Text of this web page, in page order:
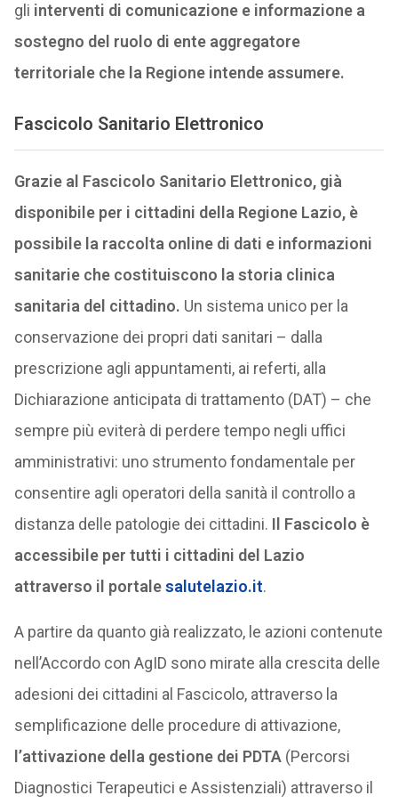
gli interventi di comunicazione e informazione a
sostegno del ruolo di ente aggregatore
territoriale che la Regione intende assumere.
Fascicolo Sanitario Elettronico
Grazie al Fascicolo Sanitario Elettronico, già
disponibile per i cittadini della Regione Lazio, è
possibile la raccolta online di dati e informazioni
sanitarie che costituiscono la storia clinica
sanitaria del cittadino. Un sistema unico per la
conservazione dei propri dati sanitari – dalla
prescrizione agli appuntamenti, ai referti, alla
Dichiarazione anticipata di trattamento (DAT) – che
sempre più eviterà di perdere tempo negli uffici
amministrativi: uno strumento fondamentale per
consentire agli operatori della sanità il controllo a
distanza delle patologie dei cittadini. Il Fascicolo è
accessibile per tutti i cittadini del Lazio
attraverso il portalesalutelazio.it.
A partire da quanto già realizzato, le azioni contenute
nell’Accordo con AgID sono mirate alla crescita delle
adesioni dei cittadini al Fascicolo, attraverso la
semplificazione delle procedure di attivazione,
l’attivazione della gestione dei PDTA(Percorsi
Diagnostici Terapeutici e Assistenziali) attraverso il